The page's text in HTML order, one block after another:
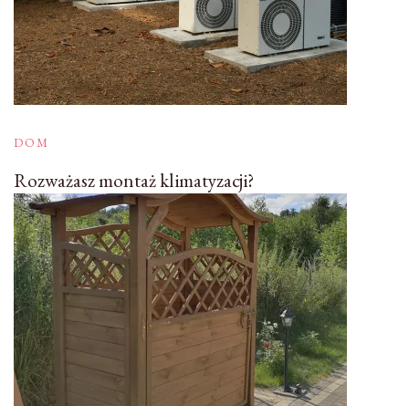
DOM
Rozważasz montaż klimatyzacji?